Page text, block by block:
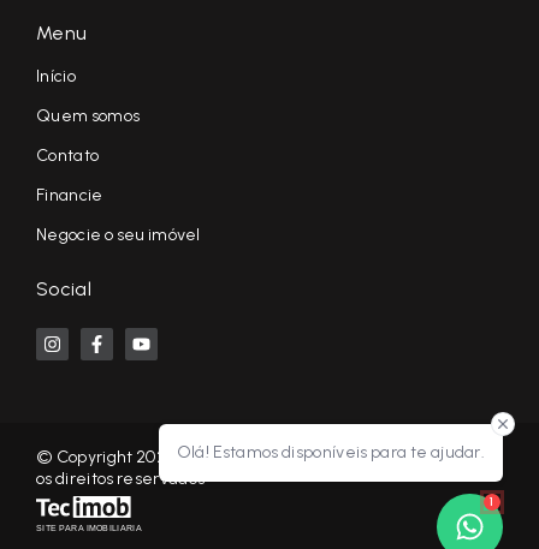
Olá! Estamos disponíveis para te ajudar.
1
Menu
Início
Quem somos
Contato
Financie
Negocie o seu imóvel
Social
© Copyright 2026 - KF NEGÓCIOS IMOBILIÁRIOS RP - Todos
os direitos reservados
SITE PARA IMOBILIARIA